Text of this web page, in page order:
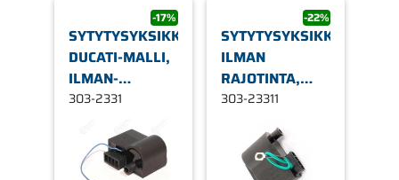
-17%
SYTYTYSYKSIKKÖ
DUCATI-MALLI,
ILMAN-
RAJOITINTA
303-2331
-22%
SYTYTYSYKSIKKÖ,
ILMAN
RAJOTINTA,
DUCATI-MALLI
303-23311